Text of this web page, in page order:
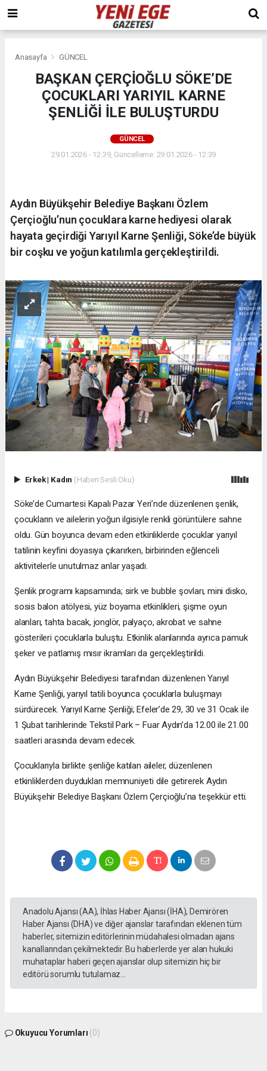
Anasayfa GÜNCEL
BAŞKAN ÇERÇİOĞLU SÖKE’DE
ÇOCUKLARI YARIYIL KARNE
ŞENLİĞİ İLE BULUŞTURDU
GÜNCEL
29.01.2026 - 12:39, Güncelleme: 29.01.2026 - 12:39
Aydın Büyükşehir Belediye Başkanı Özlem
Çerçioğlu’nun çocuklara karne hediyesi olarak
hayata geçirdiği Yarıyıl Karne Şenliği, Söke’de büyük
bir coşku ve yoğun katılımla gerçekleştirildi.
Erkek| Kadın (Haberi Sesli Oku)
Söke’de Cumartesi Kapalı Pazar Yeri’nde düzenlenen şenlik,
çocukların ve ailelerin yoğun ilgisiyle renkli görüntülere sahne
oldu. Gün boyunca devam eden etkinliklerde çocuklar yarıyıl
tatilinin keyfini doyasıya çıkarırken, birbirinden eğlenceli
aktivitelerle unutulmaz anlar yaşadı.
Şenlik programı kapsamında; sirk ve bubble şovları, mini disko,
sosis balon atölyesi, yüz boyama etkinlikleri, şişme oyun
alanları, tahta bacak, jonglör, palyaço, akrobat ve sahne
gösterileri çocuklarla buluştu. Etkinlik alanlarında ayrıca pamuk
şeker ve patlamış mısır ikramları da gerçekleştirildi.
Aydın Büyükşehir Belediyesi tarafından düzenlenen Yarıyıl
Karne Şenliği, yarıyıl tatili boyunca çocuklarla buluşmayı
sürdürecek. Yarıyıl Karne Şenliği; Efeler’de 29, 30 ve 31 Ocak ile
1 Şubat tarihlerinde Tekstil Park – Fuar Aydın’da 12.00 ile 21.00
saatleri arasında devam edecek.
Çocuklarıyla birlikte şenliğe katılan aileler, düzenlenen
etkinliklerden duydukları memnuniyeti dile getirerek Aydın
Büyükşehir Belediye Başkanı Özlem Çerçioğlu’na teşekkür etti.
Anadolu Ajansı (AA), İhlas Haber Ajansı (İHA), Demirören
Haber Ajansı (DHA) ve diğer ajanslar tarafından eklenen tüm
haberler, sitemizin editörlerinin müdahalesi olmadan ajans
kanallarından çekilmektedir. Bu haberlerde yer alan hukuki
muhataplar haberi geçen ajanslar olup sitemizin hiç bir
editörü sorumlu tutulamaz...
Okuyucu Yorumları (0)